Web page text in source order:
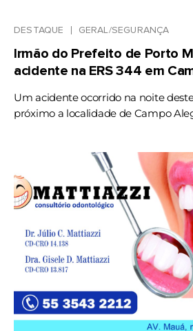
DESTAQUE GERAL/SEGURANÇA
Irmão do Prefeito de Porto
acidente na ERS 344 em
Um acidente ocorrido na noite
próximo a localidade de Campo